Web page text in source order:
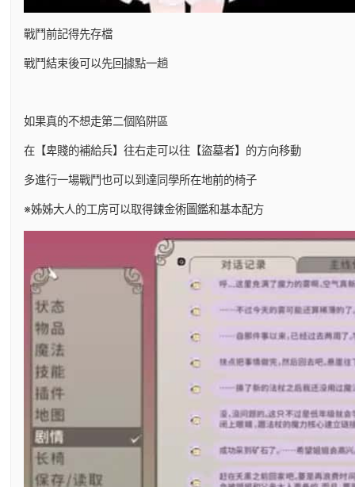
戰鬥前記得先存檔
戰鬥結束後可以先回據點一趟
如果真的不想走第二個陷阱區
在【卑賤的補給兵】往右走可以往【盜墓者】的方向移動
多進行一場戰鬥也可以到達同學所在地前的椅子
※姊姊大人的工房可以取得鍊金術圖鑑和基本配方